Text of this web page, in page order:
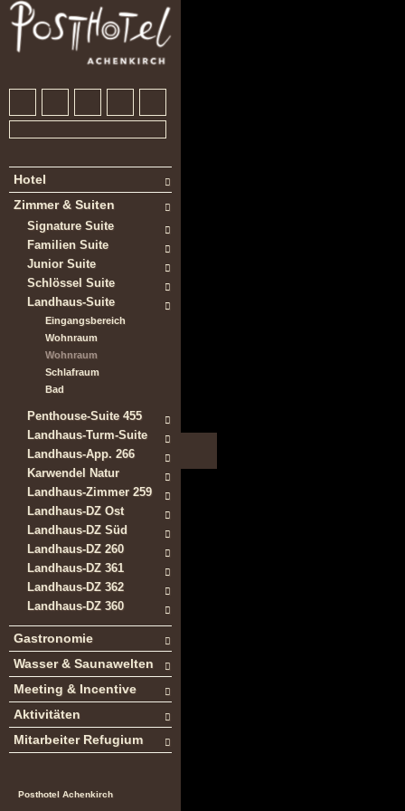
Hotel
Zimmer & Suiten
Signature Suite
Familien Suite
Junior Suite
Schlössel Suite
Landhaus-Suite
Eingangsbereich
Wohnraum
Wohnraum
Schlafraum
Bad
Penthouse-Suite 455
Landhaus-Turm-Suite
Landhaus-App. 266
Karwendel Natur
Landhaus-Zimmer 259
Landhaus-DZ Ost
Landhaus-DZ Süd
Landhaus-DZ 260
Landhaus-DZ 361
Landhaus-DZ 362
Landhaus-DZ 360
Gastronomie
Wasser & Saunawelten
Meeting & Incentive
Aktivitäten
Mitarbeiter Refugium
Posthotel Achenkirch